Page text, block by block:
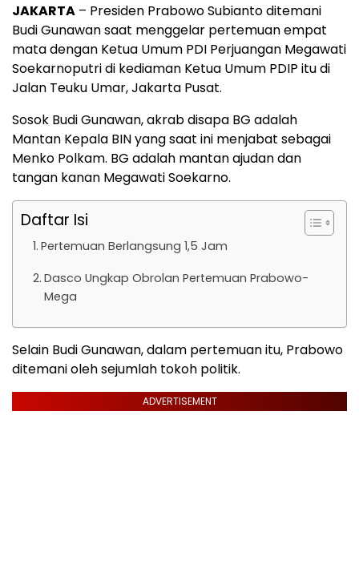
JAKARTA – Presiden Prabowo Subianto ditemani
Budi Gunawan saat menggelar pertemuan empat
mata dengan Ketua Umum PDI Perjuangan Megawati
Soekarnoputri di kediaman Ketua Umum PDIP itu di
Jalan Teuku Umar, Jakarta Pusat.
Sosok Budi Gunawan, akrab disapa BG adalah
Mantan Kepala BIN yang saat ini menjabat sebagai
Menko Polkam. BG adalah mantan ajudan dan
tangan kanan Megawati Soekarno.
Daftar Isi
Pertemuan Berlangsung 1,5 Jam
Dasco Ungkap Obrolan Pertemuan Prabowo-
Mega
Selain Budi Gunawan, dalam pertemuan itu, Prabowo
ditemani oleh sejumlah tokoh politik.
ADVERTISEMENT